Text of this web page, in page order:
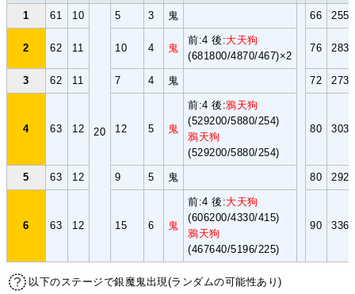
1 61 10
20
5 3 鬼 66 2550
2 62 11 10 4 鬼
前:4 後:大天狗
(681800/4870/467)×2
76 2836
3 62 11 7 4 鬼 72 2732
4 63 12 12 5 鬼
前:4 後:鴉天狗
(529200/5880/254)
鴉天狗
(529200/5880/254)
80 3035
5 63 12 9 5 鬼 80 2920
6 63 12 15 6 鬼
前:4 後:大天狗
(606200/4330/415)
鴉天狗
(467640/5196/225)
90 3366
以下のステージで銀魔鬼出現(ランダムの可能性あり)